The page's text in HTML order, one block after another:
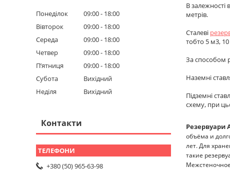
В залежності
метрів.
Сталеві
тобто 5 м3, 10
За способом
Наземні
Підземні
схему, при
Резервуари
объёма и
лет. Для
такие
Понеділок 09:00
18:00
Вівторок
09:00
18:00
Середа
09:00
18:00
Четвер
09:00
18:00
Пʼятниця
09:00
18:00
Субота
Вихідний
Неділя
Вихідний
Контакти
+380 (50) 965-63-98